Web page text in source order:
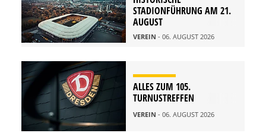
STADIONFÜHRUNG AM 21.
AUGUST
VEREIN - 06. AUGUST 2026
ALLES ZUM 105.
TURNUSTREFFEN
VEREIN - 06. AUGUST 2026